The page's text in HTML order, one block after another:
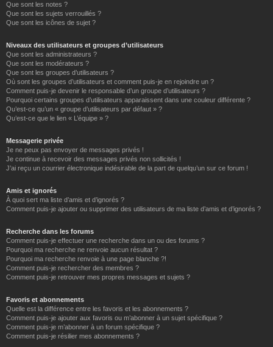
Que sont les notes ?
Que sont les sujets verrouillés ?
Que sont les icônes de sujet ?
Niveaux des utilisateurs et groupes d’utilisateurs
Que sont les administrateurs ?
Que sont les modérateurs ?
Que sont les groupes d’utilisateurs ?
Où sont les groupes d’utilisateurs et comment puis-je en rejoindre un ?
Comment puis-je devenir le responsable d’un groupe d’utilisateurs ?
Pourquoi certains groupes d’utilisateurs apparaissent dans une couleur différente ?
Qu’est-ce qu’un « groupe d’utilisateurs par défaut » ?
Qu’est-ce que le lien « L’équipe » ?
Messagerie privée
Je ne peux pas envoyer de messages privés !
Je continue à recevoir des messages privés non sollicités !
J’ai reçu un courrier électronique indésirable de la part de quelqu’un sur ce forum !
Amis et ignorés
À quoi sert ma liste d’amis et d’ignorés ?
Comment puis-je ajouter ou supprimer des utilisateurs de ma liste d’amis et d’ignorés ?
Recherche dans les forums
Comment puis-je effectuer une recherche dans un ou des forums ?
Pourquoi ma recherche ne renvoie aucun résultat ?
Pourquoi ma recherche renvoie à une page blanche ?!
Comment puis-je rechercher des membres ?
Comment puis-je retrouver mes propres messages et sujets ?
Favoris et abonnements
Quelle est la différence entre les favoris et les abonnements ?
Comment puis-je ajouter aux favoris ou m’abonner à un sujet spécifique ?
Comment puis-je m’abonner à un forum spécifique ?
Comment puis-je résilier mes abonnements ?